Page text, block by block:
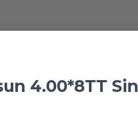
4.00*8TT Sin